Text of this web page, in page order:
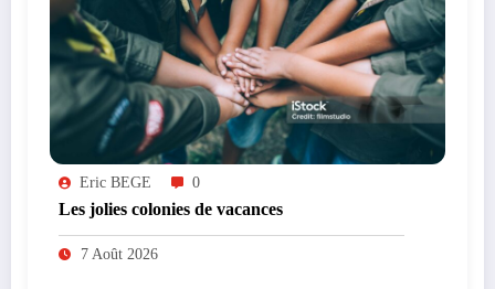
Eric BEGE 0
Les jolies colonies de vacances
7 Août 2026